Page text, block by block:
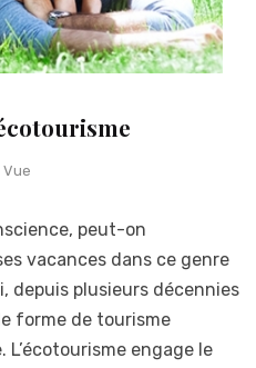
Vue
peut-on
vacances dans ce genre
depuis plusieurs décennies
forme de tourisme
L’écotourisme engage le